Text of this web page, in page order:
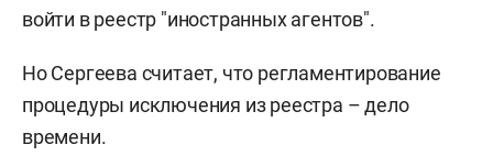
войти в реестр "иностранных агентов".
Но Сергеева считает, что регламентирование
процедуры исключения из реестра – дело
времени.